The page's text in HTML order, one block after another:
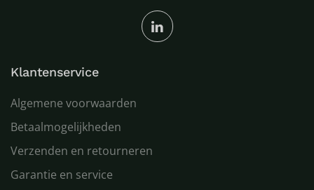
Klantenservice
Algemene voorwaarden
Betaalmogelijkheden
Verzenden en retourneren
Garantie en service